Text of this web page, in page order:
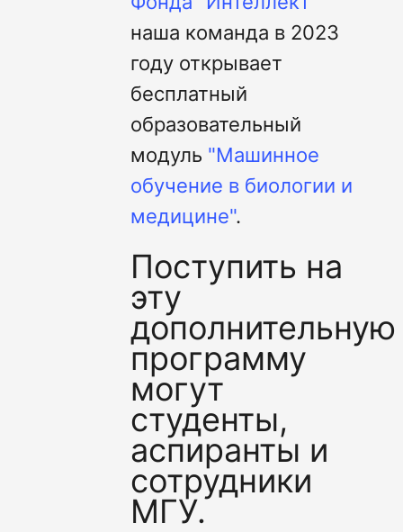
наша команда в 2023
году открывает
бесплатный
образовательный
модуль "Машинное
обучение в биологии и
медицине".
Поступить на
эту
дополнительную
программу
могут
студенты,
аспиранты и
сотрудники
МГУ.